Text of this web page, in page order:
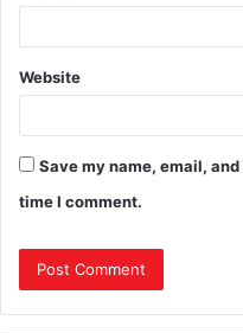
Website
Save my name, email,
time I comment.